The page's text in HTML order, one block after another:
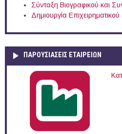
Σύνταξη Βιογραφικού και
Δημιουργία
ΠΑΡΟΥΣΙΆΣΕΙΣ ΕΤΑΙΡΕΙΏΝ